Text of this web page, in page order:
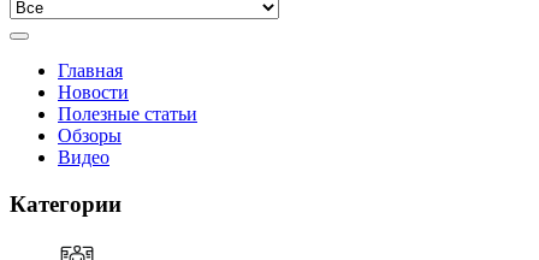
Главная
Новости
Полезные статьи
Обзоры
Видео
Категории